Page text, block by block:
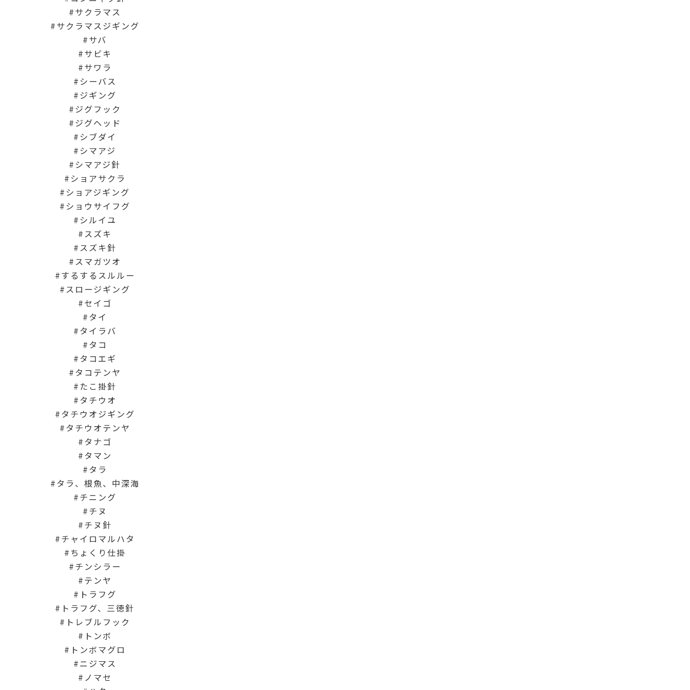
サクラマス
サクラマスジギング
サバ
サビキ
サワラ
シーバス
ジギング
ジグフック
ジグヘッド
シブダイ
シマアジ
シマアジ針
ショアサクラ
ショアジギング
ショウサイフグ
シルイユ
スズキ
スズキ針
スマガツオ
するするスルルー
スロージギング
セイゴ
タイ
タイラバ
タコ
タコエギ
タコテンヤ
たこ掛針
タチウオ
タチウオジギング
タチウオテンヤ
タナゴ
タマン
タラ
タラ、根魚、中深海
チニング
チヌ
チヌ針
チャイロマルハタ
ちょくり仕掛
チンシラー
テンヤ
トラフグ
トラフグ、三徳針
トレブルフック
トンボ
トンボマグロ
ニジマス
ノマセ